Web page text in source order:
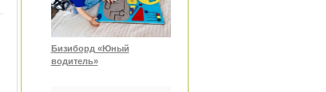
Бизиборд «Юный
водитель»